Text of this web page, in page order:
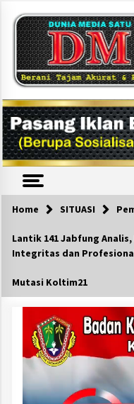
content
Home SITUASI
Lantik 141 Jabfung
Integritas dan
Mutasi Koltim21